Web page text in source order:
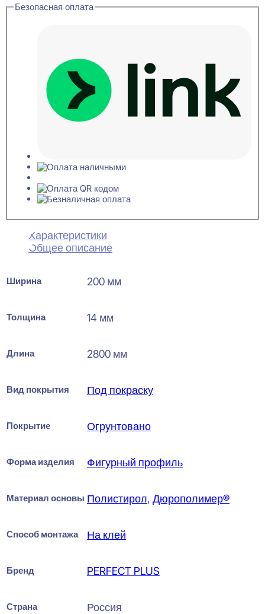
стенБезопасная оплата
Характеристики
Общее описание
Ширина 200 мм
Толщина 14 мм
Длина 2800 мм
Вид покрытия Под покраску
Покрытие Огрунтовано
Форма изделия Фигурный профиль
Материал основы Полистирол, Дюрополимер®
Способ монтажа На клей
Бренд PERFECT PLUS
Страна Россия